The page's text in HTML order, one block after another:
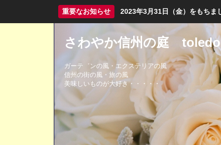
重要なお知らせ 2023年3月31日（金）をもちま
さわやか信州の庭 toledo
ガーテ゛ンの風・エクステリアの風
信州の街の風・旅の風
美味しいものが大好き・・・・・